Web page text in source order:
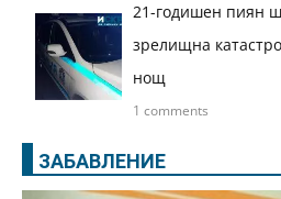
21-годишен пиян
зрелищна
нощ
1 comments
ЗАБАВЛЕНИЕ